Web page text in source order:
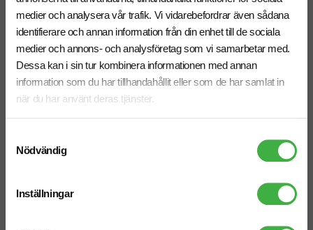
medier och analysera vår trafik. Vi vidarebefordrar även sådana
identifierare och annan information från din enhet till de sociala
medier och annons- och analysföretag som vi samarbetar med.
Dessa kan i sin tur kombinera informationen med annan
information som du har tillhandahållit eller som de har samlat in
när du har använt deras tjänster.
Nödvändig
Inställningar